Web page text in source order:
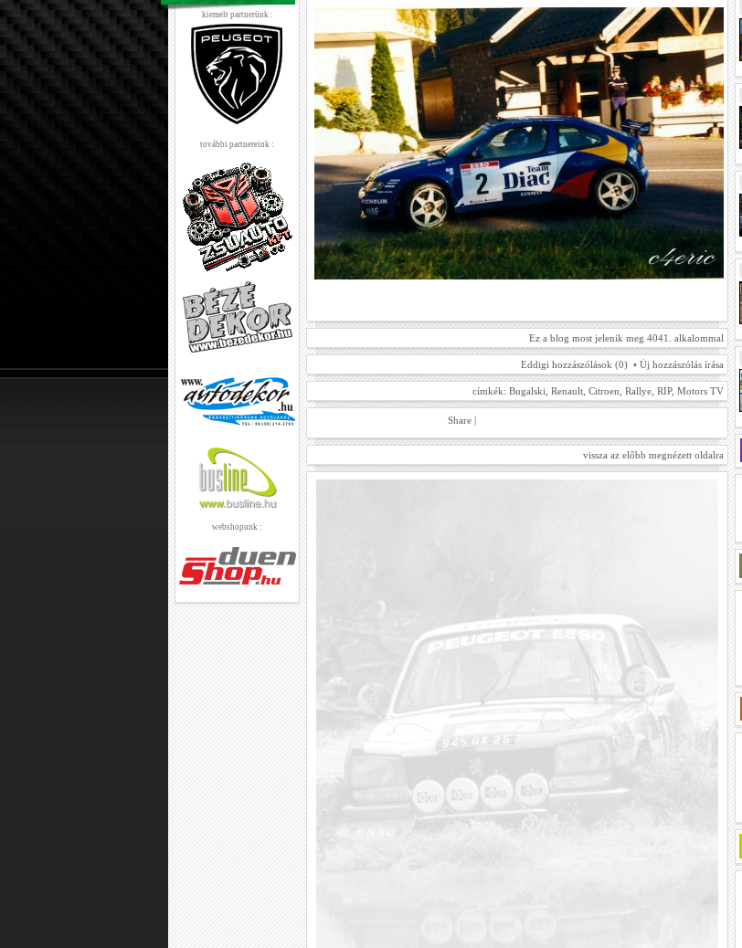
kiemelt partnerünk :
további partnereink :
webshopunk :
Ez a blog most jelenik meg 4041. alkalommal
Eddigi hozzászólások (0) • Új hozzászólás írása
címkék: Bugalski, Renault, Citroen, Rallye, RIP, Motors TV
Share
vissza az előbb megnézett oldalra